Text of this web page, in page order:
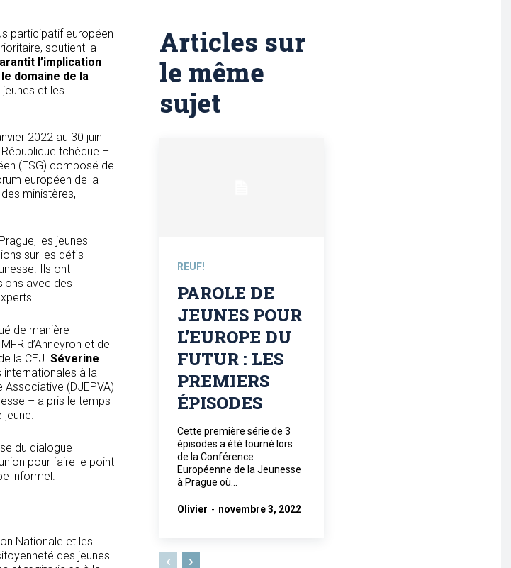
participatif européen
soutient la
l’implication
domaine de la
et les
2022 au 30 juin
tchèque –
(ESG) composé de
européen de la
ministères,
les jeunes
sur les défis
Ils ont
avec des
de manière
d’Anneyron et de
la CEJ. Séverine
à la
Associative (DJEPVA)
– a pris le temps
jeune.
du dialogue
pour faire le point
informel.
Nationale et les
des jeunes
Articles sur
le même
sujet
REUF!
PAROLE DE
JEUNES POUR
L’EUROPE DU
FUTUR : LES
PREMIERS
ÉPISODES
Cette première série de 3
épisodes a été tourné lors
de la Conférence
Européenne de la Jeunesse
à Prague où...
Olivier - novembre 3, 2022